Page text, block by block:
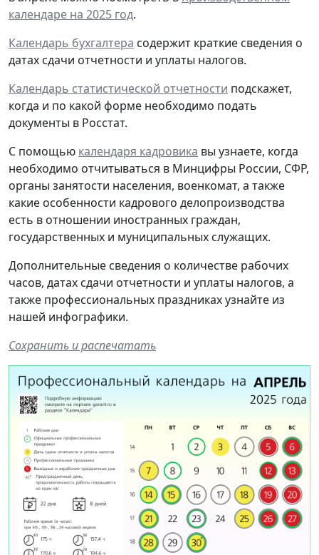
календаре на 2025 год.
Календарь бухгалтера содержит краткие сведения о
датах сдачи отчетности и уплаты налогов.
Календарь статистической отчетности подскажет,
когда и по какой форме необходимо подать
документы в Росстат.
С помощью календаря кадровика вы узнаете, когда
необходимо отчитываться в Минцифры России, СФР,
органы занятости населения, военкомат, а также
какие особенности кадрового делопроизводства
есть в отношении иностранных граждан,
государственных и муниципальных служащих.
Дополнительные сведения о количестве рабочих
часов, датах сдачи отчетности и уплаты налогов, а
также профессиональных праздниках узнайте из
нашей инфографики.
Сохранить и распечатать